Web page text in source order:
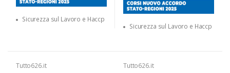
Sicurezza sul Lavoro e Haccp
Sicurezza sul Lavoro e Haccp
Tutto626.it
Tutto626.it